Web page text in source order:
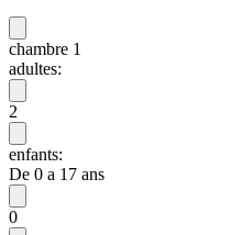
chambre 1
adultes:
2
enfants:
De 0 a 17 ans
0